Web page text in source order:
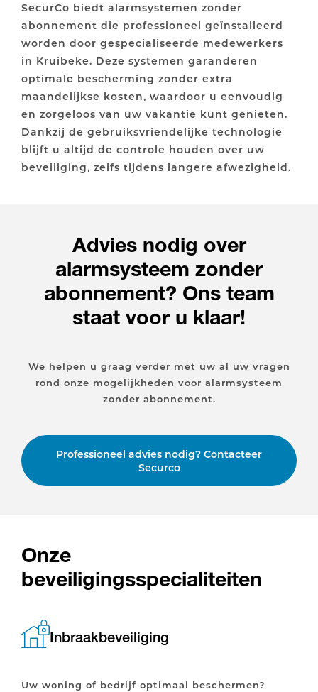
SecurCo biedt alarmsystemen zonder
abonnement die professioneel geïnstalleerd
worden door gespecialiseerde medewerkers
in Kruibeke. Deze systemen garanderen
optimale bescherming zonder extra
maandelijkse kosten, waardoor u eenvoudig
en zorgeloos van uw vakantie kunt genieten.
Dankzij de gebruiksvriendelijke technologie
blijft u altijd de controle houden over uw
beveiliging, zelfs tijdens langere afwezigheid.
Advies nodig over
alarmsysteem zonder
abonnement? Ons team
staat voor u klaar!
We helpen u graag verder met uw al uw vragen
rond onze mogelijkheden voor alarmsysteem
zonder abonnement.
Professioneel advies nodig? Contacteer
Securco
Onze
beveiligingsspecialiteiten
Inbraakbeveiliging
Uw woning of bedrijf optimaal beschermen?